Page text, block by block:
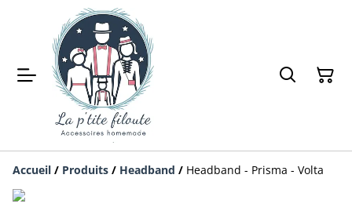
Accueil / Produits / Headband / Headband - Prisma - Volta